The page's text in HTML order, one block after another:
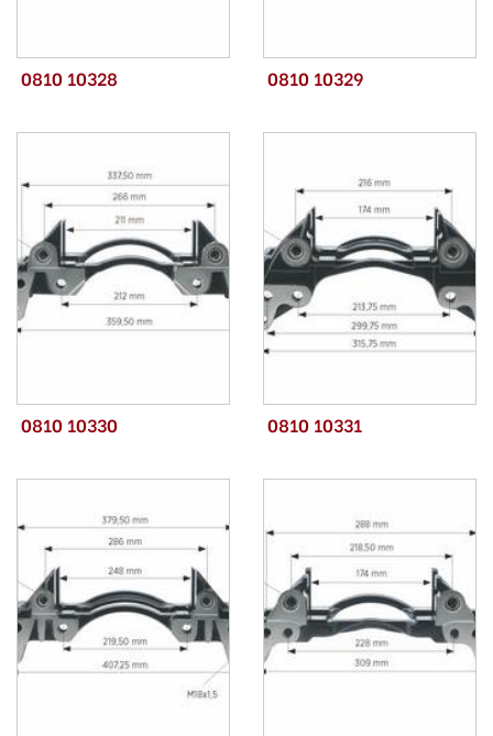
0810 10328 0810 10329
0810 10330 0810 10331